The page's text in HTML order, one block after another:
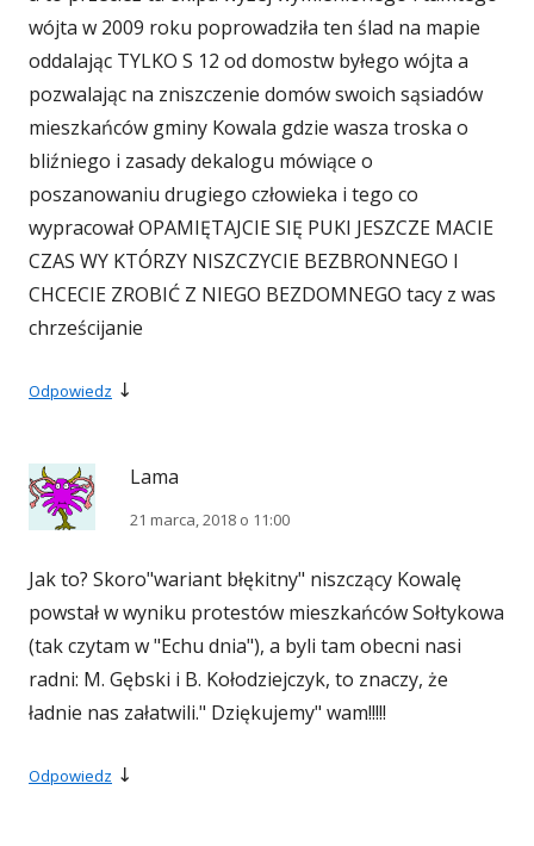
wójta w 2009 roku poprowadziła ten ślad na mapie
oddalając TYLKO S 12 od domostw byłego wójta a
pozwalając na zniszczenie domów swoich sąsiadów
mieszkańców gminy Kowala gdzie wasza troska o
bliźniego i zasady dekalogu mówiące o
poszanowaniu drugiego człowieka i tego co
wypracował OPAMIĘTAJCIE SIĘ PUKI JESZCZE MACIE
CZAS WY KTÓRZY NISZCZYCIE BEZBRONNEGO I
CHCECIE ZROBIĆ Z NIEGO BEZDOMNEGO tacy z was
chrześcijanie
Odpowiedz ↓
Lama
21 marca, 2018 o 11:00
Jak to? Skoro"wariant błękitny" niszczący Kowalę
powstał w wyniku protestów mieszkańców Sołtykowa
(tak czytam w "Echu dnia"), a byli tam obecni nasi
radni: M. Gębski i B. Kołodziejczyk, to znaczy, że
ładnie nas załatwili." Dziękujemy" wam!!!!!
Odpowiedz ↓